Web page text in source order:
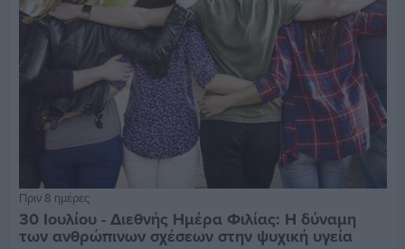
Πριν 8 ημέρες
30 Ιουλίου - Διεθνής Ημέρα Φιλίας: Η δύναμη
των ανθρώπινων σχέσεων στην ψυχική υγεία